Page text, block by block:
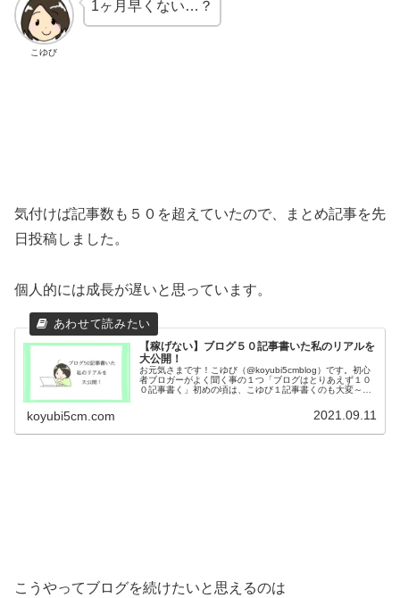
こゆび
1ヶ月早くない…？
気付けば記事数も５０を超えていたので、まとめ記事を先
日投稿しました。
個人的には成長が遅いと思っています。
【稼げない】ブログ５０記事書いた私のリアルを
大公開！
お元気さまです！こゆび（@koyubi5cmblog）です。初心
者ブロガーがよく聞く事の１つ「ブログはとりあえず１０
０記事書く」初めの頃は、こゆび１記事書くのも大変～！
koyubi5cm.com 2021.09.11
こうやってブログを続けたいと思えるのは